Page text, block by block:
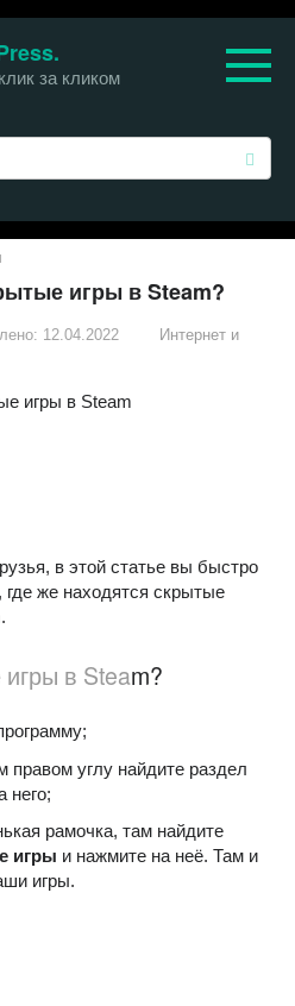
за кликом
о
с
игры в Steam?
12.04.2022
Интернет и
в этой статье вы быстро
где же находятся скрытые
в Steam?
правом углу найдите раздел
него;
рамочка, там найдите
игры и нажмите на неё. Там и
игры.